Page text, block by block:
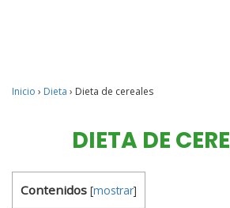
Inicio › Dieta › Dieta de cereales
DIETA DE
Contenidos [mostrar]